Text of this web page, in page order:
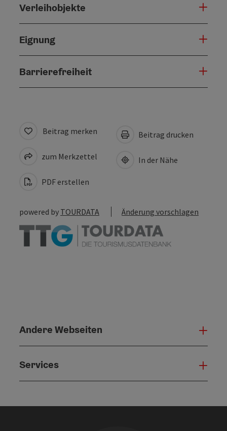
Verleihobjekte
Eignung
Barrierefreiheit
Beitrag merken
zum Merkzettel
PDF erstellen
Beitrag drucken
In der Nähe
powered by TOURDATA Änderung vorschlagen
Andere Webseiten
Services